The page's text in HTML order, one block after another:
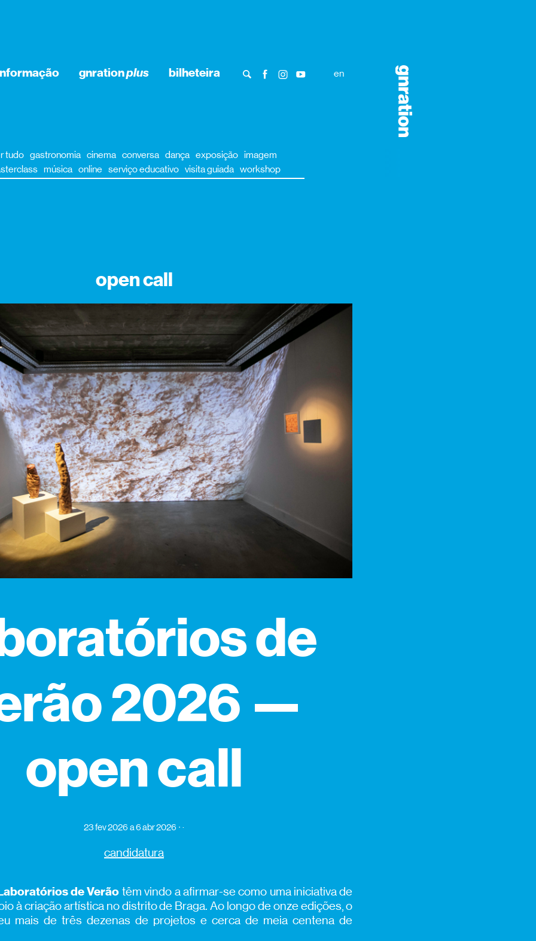
gnrationplus bilheteira en
tudo gastronomia cinema conversa dança exposição imagem
música online serviço educativo visita guiada workshop
open call
de
2026 —
open call
23 fev 2026a 6 abr 2026 ·
candidatura
de Verão têm vindo a afirmar-se como uma iniciativa de
à criação artística no distrito de Braga. Ao longo de onze edições, o
mais de três dezenas de projetos e cerca de meia centena de